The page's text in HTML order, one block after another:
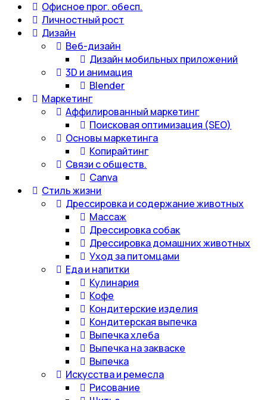
Офисное прог. обесп.
Личностный рост
Дизайн
Веб-дизайн
Дизайн мобильных приложений
3D и анимация
Blender
Маркетинг
Аффилированный маркетинг
Поисковая оптимизация (SEO)
Основы маркетинга
Копирайтинг
Связи с обществ.
Canva
Стиль жизни
Дрессировка и содержание животных
Массаж
Дрессировка собак
Дрессировка домашних животных
Уход за питомцами
Еда и напитки
Кулинария
Кофе
Кондитерские изделия
Кондитерская выпечка
Выпечка хлеба
Выпечка на закваске
Выпечка
Искусства и ремесла
Рисование